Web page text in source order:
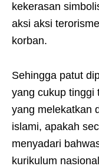
kekerasan
aksi aksi
korban.
Sehingga patut
yang cukup tinggi
yang melekatkan
islami, apakah
menyadari
kurikulum